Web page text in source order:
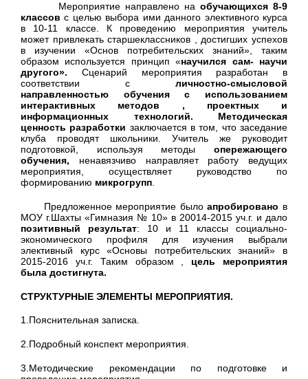
Мероприятие направлено наобучающихся 8-9
классов с целью выбора ими данного элективного курса
в 10-11 классе. К проведению мероприятия учитель
может привлекать старшеклассников , достигших успехов
в изучении «Основ потребительских знаний», таким
образом используется принцип «научился сам- научи
другого». Сценарий мероприятия разработан в
соответствии с личностно-смысловой
направленностью обучения с использованием
интерактивных методов , проектных и
информационных технологий. Методическая
ценность разработки заключается в том, что заседание
клуба проводят школьники. Учитель же руководит
подготовкой, используя методы опережающего
обучения, ненавязчиво направляет работу ведущих
мероприятия, осуществляет руководство по
формированию микрогрупп
Предложенное мероприятие былоапробировано в
МОУ г.Шахты «Гимназия № 10» в 20014-2015 уч.г. и дало
позитивный результат: 10 и 11 классы социально-
экономического профиля для изучения выбрали
элективный курс «Основы потребительских знаний» в
2015-2016 уч.г. Таким образом , цель мероприятия
была достигнута.
СТРУКТУРНЫЕ ЭЛЕМЕНТЫ МЕРОПРИЯТИЯ.
1.Пояснительная записка.
2.Подробный конспект мероприятия.
3.Методические рекомендации по подготовке и